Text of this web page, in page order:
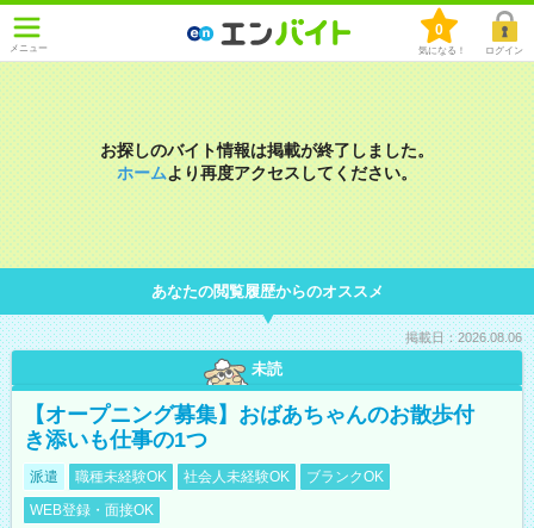
メニュー
0
気になる！ ログイン
お探しのバイト情報は掲載が終了しました。
ホームより再度アクセスしてください。
あなたの閲覧履歴からのオススメ
掲載日：2026.08.06
未読
【オープニング募集】おばあちゃんのお散歩付
き添いも仕事の1つ
派遣 職種未経験OK 社会人未経験OK
ブランクOK
WEB登録・面接OK